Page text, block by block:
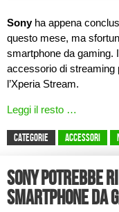
Sonyha appena
questo mese, ma
smartphone da gaming.
accessorio di streaming
l’Xperia Stream.
Leggi il resto …
CATEGORIE Accessori
Sony potrebbe
smartphone da